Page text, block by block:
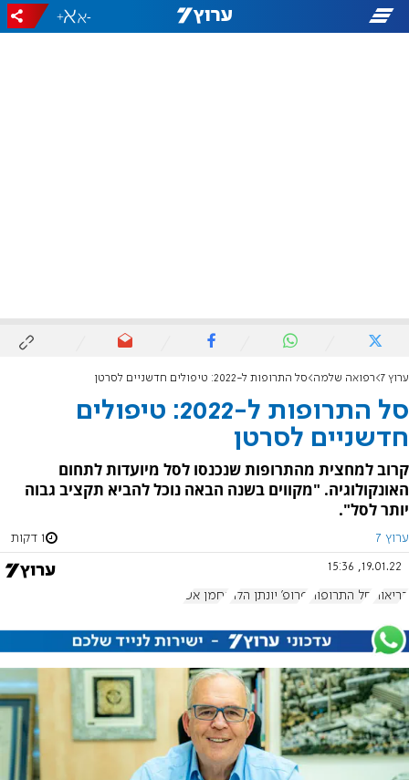
-
+
ערוץ 7 רפואה שלמה סל התרופות ל-2022: טיפולים חדשניים לסרטן
סל התרופות ל-2022: טיפולים
חדשניים לסרטן
קרוב למחצית מהתרופות שנכנסו לסל מיועדות לתחום
האונקולוגיה. "מקווים בשנה הבאה נוכל להביא תקציב גבוה
יותר לסל".
ערוץ 7 1 דקות
19.01.22, 15:36
בריאות סל התרופות פרופ' יונתן הלוי נחמן אש